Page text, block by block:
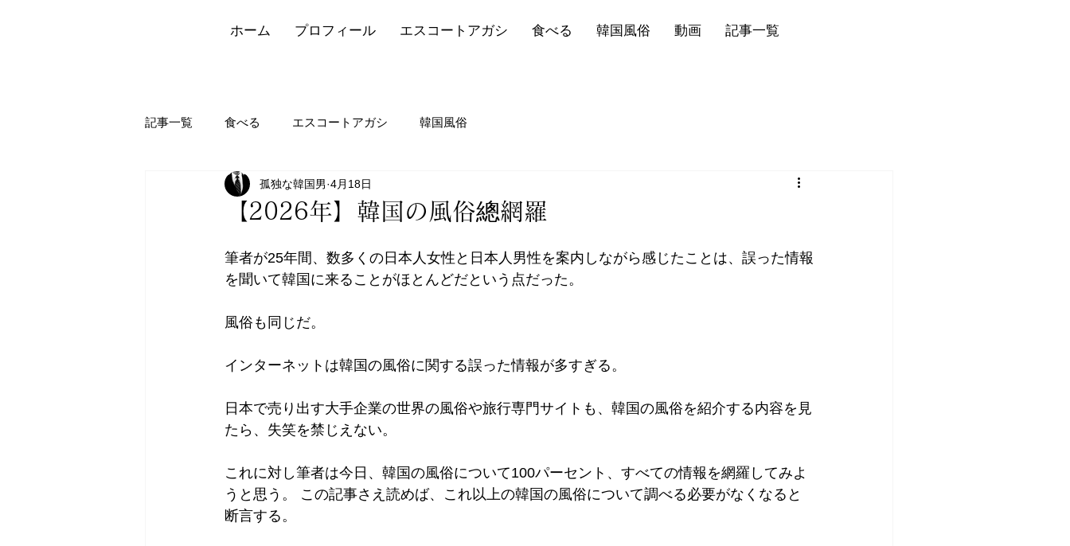
ホーム プロフィール エスコートアガシ 食べる 韓国風俗 動画 記事一覧
記事一覧 食べる エスコートアガシ 韓国風俗
【2026年】韓国の風俗總網羅
孤独な韓国男 4月18日
筆者が25年間、数多くの日本人女性と日本人男性を案内しながら感じたことは、誤った情報
を聞いて韓国に来ることがほとんどだという点だった。
風俗も同じだ。
インターネットは韓国の風俗に関する誤った情報が多すぎる。
日本で売り出す大手企業の世界の風俗や旅行専門サイトも、韓国の風俗を紹介する内容を見
たら、失笑を禁じえない。
これに対し筆者は今日、韓国の風俗について100パーセント、すべての情報を網羅してみよ
うと思う。 この記事さえ読めば、これ以上の韓国の風俗について調べる必要がなくなると
断言する。